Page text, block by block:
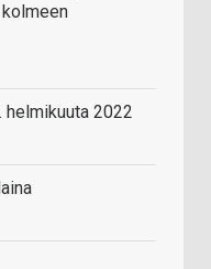
helmikuuta 2022